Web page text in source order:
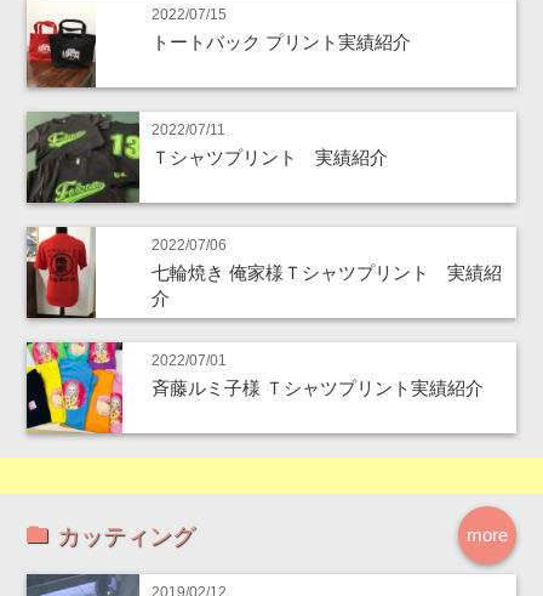
2022/07/15
トートバック プリント実績紹介
2022/07/11
Ｔシャツプリント 実績紹介
2022/07/06
七輪焼き 俺家様Ｔシャツプリント 実績紹
介
2022/07/01
斉藤ルミ子様 Ｔシャツプリント実績紹介
more
カッティング